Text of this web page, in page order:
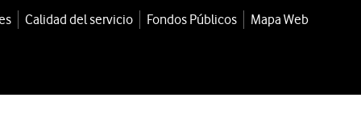
Calidad del servicio Fondos Públicos
Mapa Web